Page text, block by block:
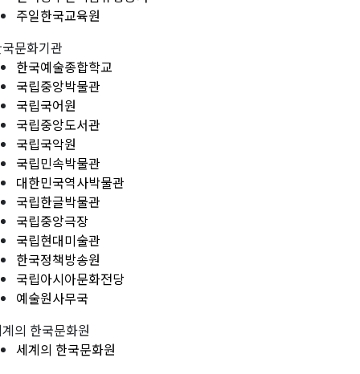
주일한국교육원
문화기관
한국예술종합학교
국립중앙박물관
국립국어원
국립중앙도서관
국립국악원
국립민속박물관
대한민국역사박물관
국립한글박물관
국립중앙극장
국립현대미술관
한국정책방송원
국립아시아문화전당
예술원사무국
의 한국문화원
세계의 한국문화원